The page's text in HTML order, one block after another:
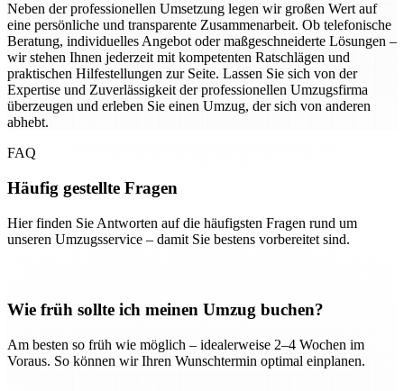
Neben der professionellen Umsetzung legen wir großen Wert auf
eine persönliche und transparente Zusammenarbeit. Ob telefonische
Beratung, individuelles Angebot oder maßgeschneiderte Lösungen –
wir stehen Ihnen jederzeit mit kompetenten Ratschlägen und
praktischen Hilfestellungen zur Seite. Lassen Sie sich von der
Expertise und Zuverlässigkeit der professionellen Umzugsfirma
überzeugen und erleben Sie einen Umzug, der sich von anderen
abhebt.
FAQ
Häufig gestellte Fragen
Hier finden Sie Antworten auf die häufigsten Fragen rund um
unseren Umzugsservice – damit Sie bestens vorbereitet sind.
Wie früh sollte ich meinen Umzug buchen?
Am besten so früh wie möglich – idealerweise 2–4 Wochen im
Voraus. So können wir Ihren Wunschtermin optimal einplanen.